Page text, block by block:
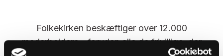
Folkekirken beskæftiger over 12.000
medarbejdere - foruden alle de frivillige, der